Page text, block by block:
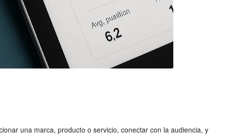
una marca, producto o servicio, conectar con la audiencia, y